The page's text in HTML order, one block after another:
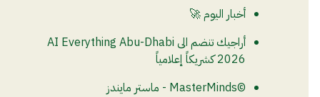
أخبار اليوم 🚀
أراجيك تنضم الى AI Everything Abu-Dhabi
2026 كشريكاً إعلامياً
©MasterMinds - ماستر مايندز